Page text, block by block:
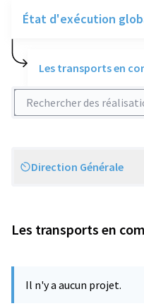
État d'exécution
Les transports en
Rechercher des réalisations
Scope
Direction Générale
Les transports en
Il n'y a aucun projet.